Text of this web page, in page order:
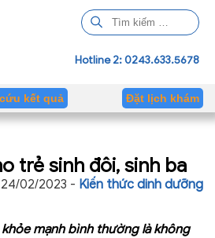
ì
m
h
o
Hotline 2: 0243.633.5678
kết quả Đặt lịch khám
trẻ sinh đôi, sinh ba
24/02/2023 - Kiến thức dinh dưỡng
mạnh bình thường là không